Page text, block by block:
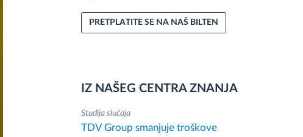
PRETPLATITE SE NA NAŠ BILTEN
IZ NAŠEG CENTRA ZNANJA
Studija slučaja
TDV Group smanjuje troškove